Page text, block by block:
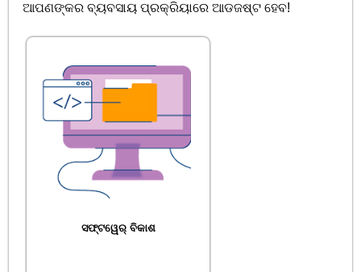
ଆପଣଙ୍କର ବ୍ୟବସାୟ ପ୍ରକ୍ରିୟାରେ ଆଡଜଷ୍ଟ ହେବ!
ସଫ୍ଟୱେର୍ ବିକାଶ